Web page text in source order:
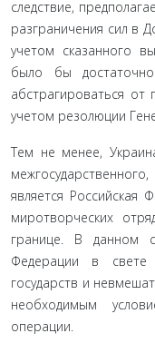
следствие,
разграничения сил в
учетом сказанного
было бы
абстрагироваться от
учетом резолюции
Тем не менее,
является Российская
миротворческих
границе. В данном
Федерации в свете
государств и
необходимым
операции.